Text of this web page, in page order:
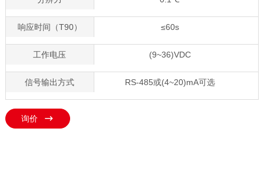
响应时间（T90） ≤60s
工作电压 (9~36)VDC
信号输出方式 RS-485或(4~20)mA可选
询价